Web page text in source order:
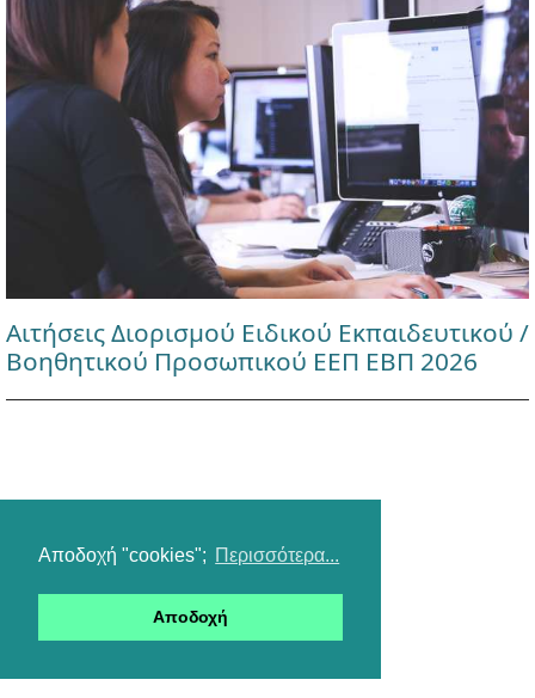
Αποδοχή "cookies"; Περισσότερα...
Αποδοχή
Αιτήσεις Διορισμού Ειδικού Εκπαιδευτικού /
Βοηθητικού Προσωπικού ΕΕΠ ΕΒΠ 2026